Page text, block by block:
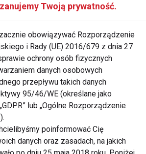
Praca nad zmianą
pytania: „Czy sytuacja jest
mi się wydaje?” lub „Co mogę
sytuacji?”. Autorefleksja
a niekiedy zmniejszenie
które towarzyszy kryzysowi.
być również spisanie swoich
co czujesz i dlaczego.
to sprawdzona metoda,
Twoją prywatność.
obowiązywać Rozporządzenie
i Rady (UE) 2016/679 z dnia 27
ochrony osób fizycznych
danych osobowych
przepływu takich danych
95/46/WE (określane jako
„GDPR” lub „Ogólne Rozporządzenie
poinformować Cię
danych oraz zasadach, na jakich